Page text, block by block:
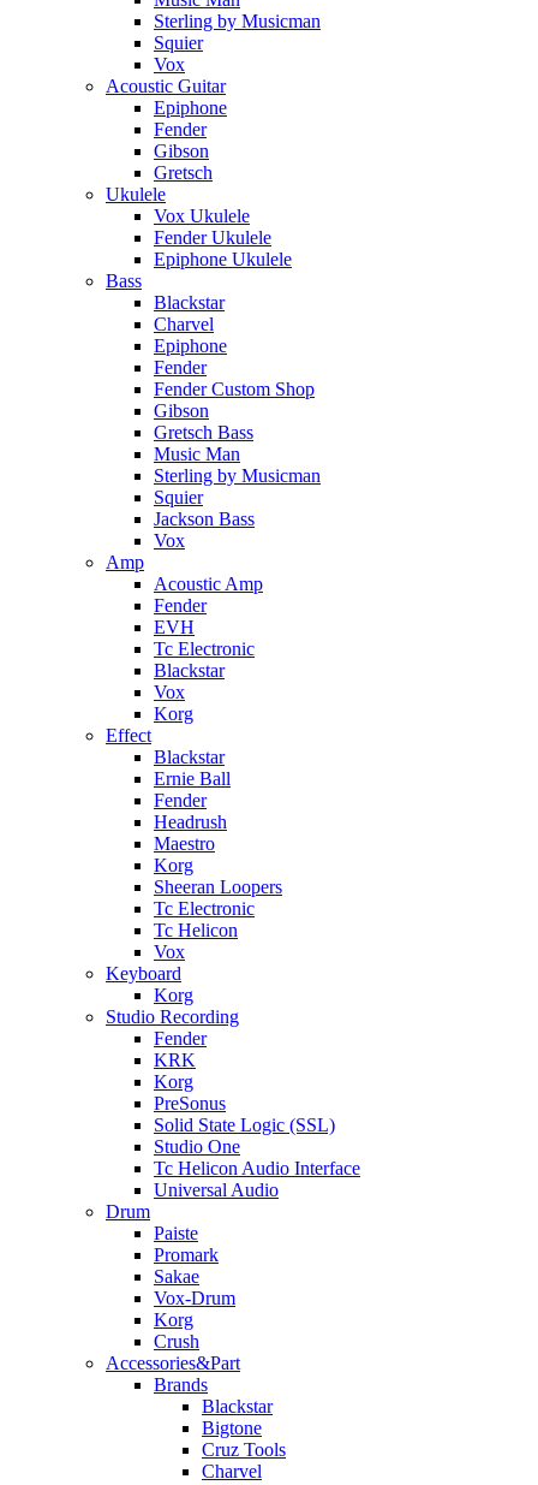
Sterling by Musicman
Squier
Vox
Acoustic Guitar
Epiphone
Fender
Gibson
Gretsch
Ukulele
Vox Ukulele
Fender Ukulele
Epiphone Ukulele
Bass
Blackstar
Charvel
Epiphone
Fender
Fender Custom Shop
Gibson
Gretsch Bass
Music Man
Sterling by Musicman
Squier
Jackson Bass
Vox
Amp
Acoustic Amp
Fender
EVH
Tc Electronic
Blackstar
Vox
Korg
Effect
Blackstar
Ernie Ball
Fender
Headrush
Maestro
Korg
Sheeran Loopers
Tc Electronic
Tc Helicon
Vox
Keyboard
Korg
Studio Recording
Fender
KRK
Korg
PreSonus
Solid State Logic (SSL)
Studio One
Tc Helicon Audio Interface
Universal Audio
Drum
Paiste
Promark
Sakae
Vox-Drum
Korg
Crush
Accessories&Part
Brands
Blackstar
Bigtone
Cruz Tools
Charvel